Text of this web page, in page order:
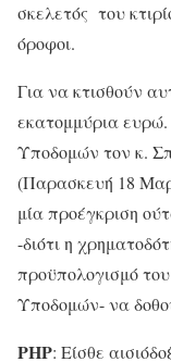
σκελετός του
όροφοι.
Για να κτισθούν
εκατομμύρια
Υποδομών τον κ.
(Παρασκευή 18
μία προέγκριση
-διότι η
προϋπολογισμό
Υποδομών- να
ΡΗΡ: Είσθε